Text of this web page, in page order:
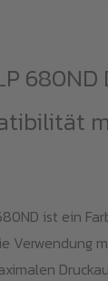
ist ein
Verwendung